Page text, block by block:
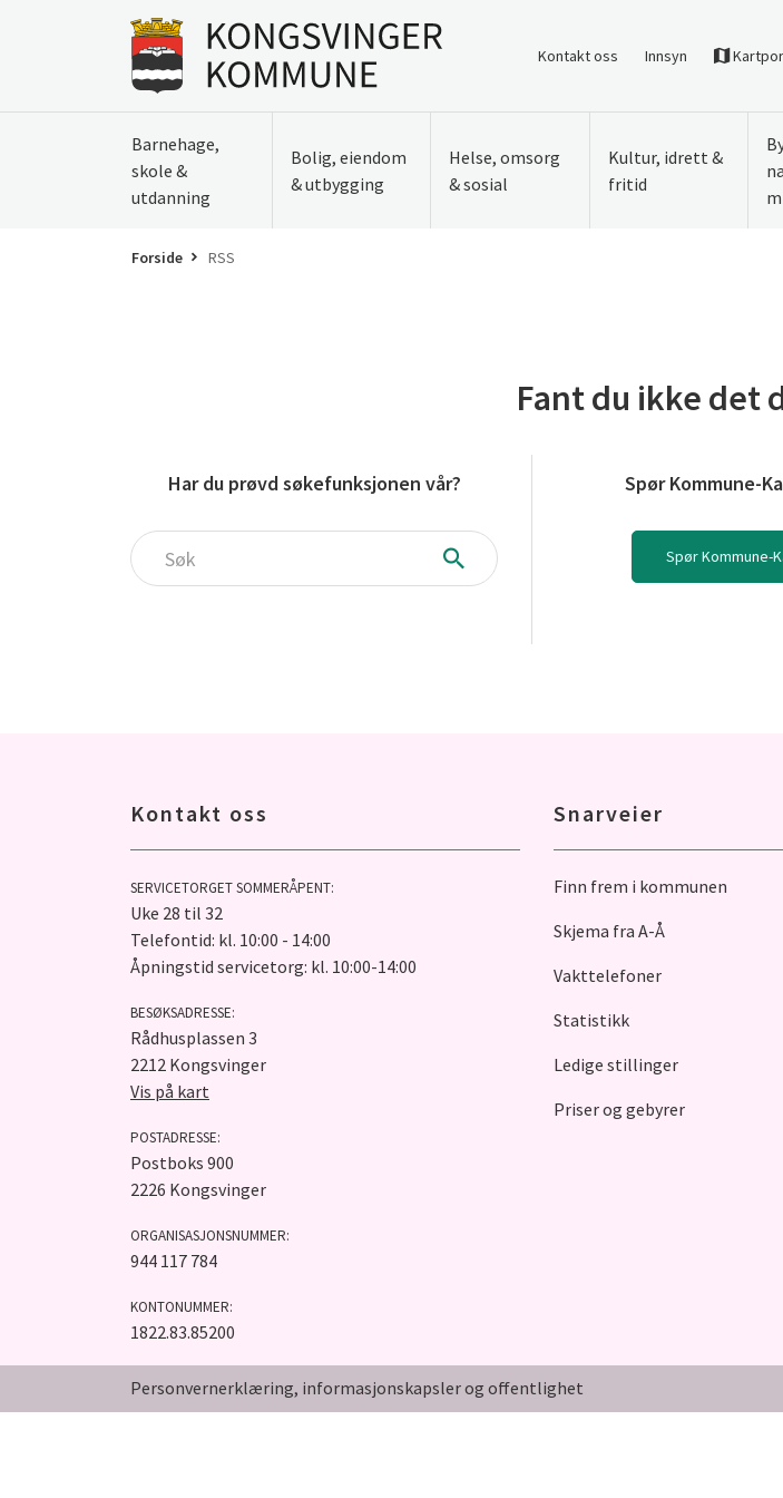
Gå til forsiden
Kontakt oss Innsyn
Barnehage,
skole &
utdanning
Bolig, eiendom
& utbygging
Helse, omsorg
& sosial
Kultur, idrett &
fritid
Forside RSS
Fant du ikke det
Har du prøvd søkefunksjonen vår?
Søk
Spør Kommune-
Spør Kommune-
Kontakt oss
SERVICETORGET SOMMERÅPENT:
Uke 28 til 32
Telefontid: kl. 10:00 - 14:00
Åpningstid servicetorg: kl. 10:00-14:00
BESØKSADRESSE:
Rådhusplassen 3
2212 Kongsvinger
Vis på kart
POSTADRESSE:
Postboks 900
2226 Kongsvinger
ORGANISASJONSNUMMER:
944 117 784
KONTONUMMER:
1822.83.85200
Snarveier
Finn frem i kommunen
Skjema fra A-Å
Vakttelefoner
Statistikk
Ledige stillinger
Priser og gebyrer
Personvernerklæring, informasjonskapsler og offentlighet